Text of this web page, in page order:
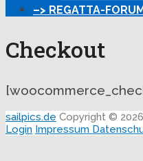
–> REGATTA-
Checkout
sailpics.de Copyright ©
Login Impressum